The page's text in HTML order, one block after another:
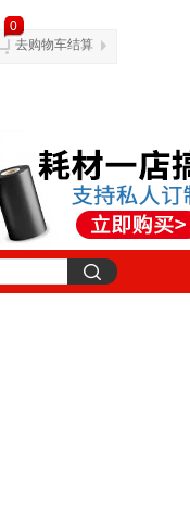
0
去购物车结算